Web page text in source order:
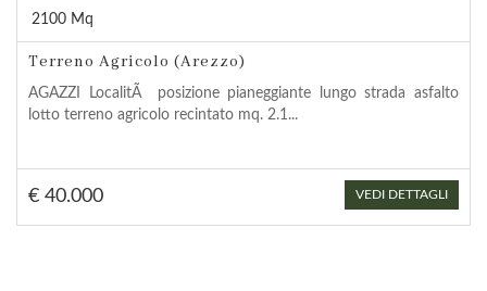
2100 Mq
Terreno Agricolo (Arezzo)
AGAZZI LocalitÃ posizione pianeggiante lungo strada asfalto
lotto terreno agricolo recintato mq. 2.1...
€ 40.000 VEDI DETTAGLI